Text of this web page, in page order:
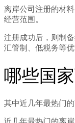
离岸公司注册的材
经营范围。
注册成功后，则制
汇管制、低税务等优
哪些国
其中近几年最热门
近几年最热门的离